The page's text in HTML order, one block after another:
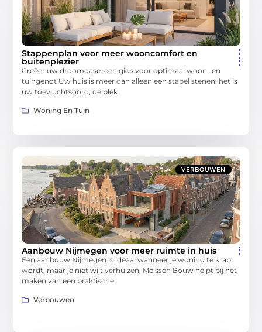
Stappenplan voor meer wooncomfort en
buitenplezier
Creëer uw droomoase: een gids voor optimaal woon- en
tuingenot Uw huis is meer dan alleen een stapel stenen; het is
uw toevluchtsoord, de plek
Woning En Tuin
VERBOUWEN
Aanbouw Nijmegen voor meer ruimte in huis
Een aanbouw Nijmegen is ideaal wanneer je woning te krap
wordt, maar je niet wilt verhuizen. Melssen Bouw helpt bij het
maken van een praktische
Verbouwen